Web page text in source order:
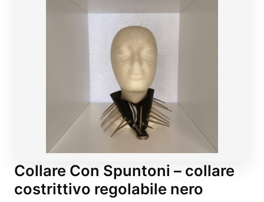
Collare Con Spuntoni – collare
costrittivo regolabile nero